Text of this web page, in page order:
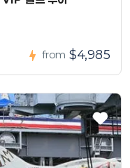
from $4,985